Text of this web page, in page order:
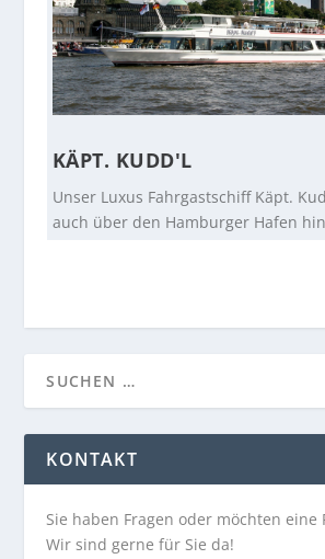
KÄPT. KUDD'L
Unser Luxus Fahrgastschiff Käpt.
auch über den Hamburger Hafen
KONTAKT
Sie haben Fragen oder möchten eine
Wir sind gerne für Sie da!